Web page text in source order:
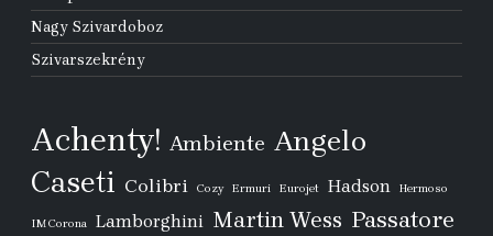
Nagy Szivardoboz
Szivarszekrény
Achenty! Ambiente Angelo
Caseti Colibri Cozy Ermuri Eurojet Hadson Hermoso
IM Corona Lamborghini Martin Wess Passatore